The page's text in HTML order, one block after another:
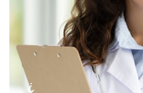
¿Necesitas ayud